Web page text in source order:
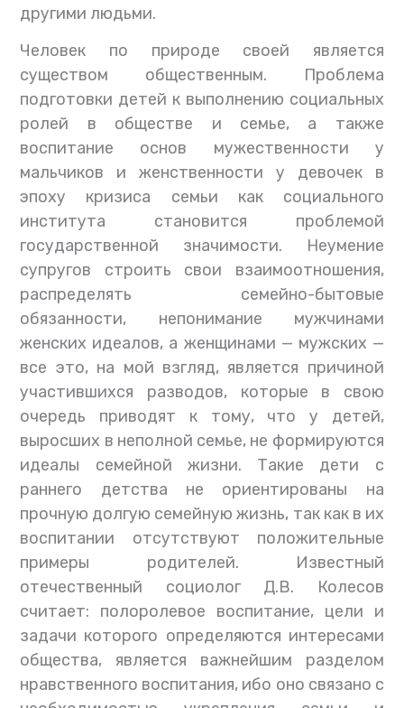
другими людьми.
Человек по природе своей является
существом общественным. Проблема
подготовки детей к выполнению социальных
ролей в обществе и семье, а также
воспитание основ мужественности у
мальчиков и женственности у девочек в
эпоху кризиса семьи как социального
института становится проблемой
государственной значимости. Неумение
супругов строить свои взаимоотношения,
распределять семейно-бытовые
обязанности, непонимание мужчинами
женских идеалов, а женщинами — мужских —
все это, на мой взгляд, является причиной
участившихся разводов, которые в свою
очередь приводят к тому, что у детей,
выросших в неполной семье, не формируются
идеалы семейной жизни. Такие дети с
раннего детства не ориентированы на
прочную долгую семейную жизнь, так как в их
воспитании отсутствуют положительные
примеры родителей. Известный
отечественный социолог Д.В. Колесов
считает: полоролевое воспитание, цели и
задачи которого определяются интересами
общества, является важнейшим разделом
нравственного воспитания, ибо оно связано с